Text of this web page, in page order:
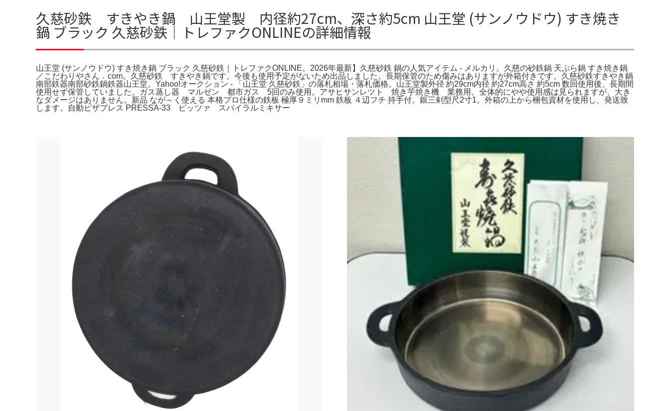
久慈砂鉄 すきやき鍋 山王堂製 内径約27cm、深さ約5cm 山王堂 (サンノウドウ) すき焼き
鍋 ブラック 久慈砂鉄｜トレファクONLINEの詳細情報
山王堂 (サンノウドウ) すき焼き鍋 ブラック 久慈砂鉄｜トレファクONLINE。2026年最新】久慈砂鉄 鍋の人気アイテム - メルカリ。久慈の砂鉄鍋 天ぷら鍋 すき焼き鍋
／こだわりやさん．com。久慈砂鉄 すきやき鍋です。今後も使用予定がないため出品しました。長期保管のため傷みはありますが外箱付きです。久慈砂鉄すきやき鍋
南部鉄器南部砂鉄鍋鉄器山王堂。Yahoo!オークション - 「山王堂 久慈砂鉄」の落札相場・落札価格。山王堂製外径 約29cm内径 約27cm高さ 約5cm 数回使用後、長期間
使用せず保管していました。ガス蒸し器 マルゼン 都市ガス 5回のみ使用。アサヒサンレツト 焼き芋焼き機 業務用。全体的にやや使用感は見られますが、大き
なダメージはありません。新品 なが～く使える 本格プロ仕様の鉄板 極厚９ミリmm 鉄板 ４辺フチ 持手付。銀三剣型尺2寸1。外箱の上から梱包資材を使用し、発送致
します。自動ピザプレス PRESSA-33 ピッツァ スパイラルミキサー